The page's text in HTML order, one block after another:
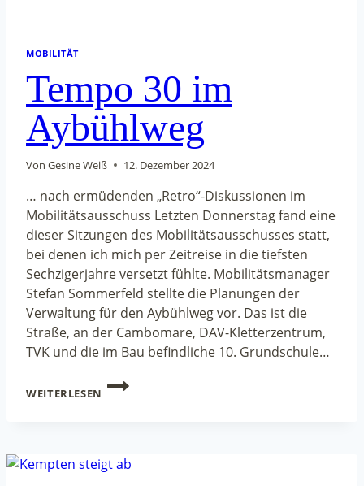
MOBILITÄT
Tempo 30 im
Aybühlweg
Von Gesine Weiß 12. Dezember 2024
… nach ermüdenden „Retro“-Diskussionen im
Mobilitätsausschuss Letzten Donnerstag fand eine
dieser Sitzungen des Mobilitätsausschusses statt,
bei denen ich mich per Zeitreise in die tiefsten
Sechzigerjahre versetzt fühlte. Mobilitätsmanager
Stefan Sommerfeld stellte die Planungen der
Verwaltung für den Aybühlweg vor. Das ist die
Straße, an der Cambomare, DAV-Kletterzentrum,
TVK und die im Bau befindliche 10. Grundschule…
WEITERLESEN
TEMPO